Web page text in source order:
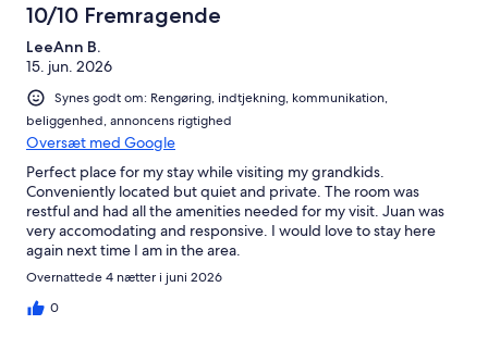
10/10 Fremragende
LeeAnn B.
15. jun. 2026
Synes godt om: Rengøring, indtjekning, kommunikation,
beliggenhed, annoncens rigtighed
Oversæt med Google
Perfect place for my stay while visiting my grandkids.
Conveniently located but quiet and private. The room was
restful and had all the amenities needed for my visit. Juan was
very accomodating and responsive. I would love to stay here
again next time I am in the area.
Overnattede 4 nætter i juni 2026
0